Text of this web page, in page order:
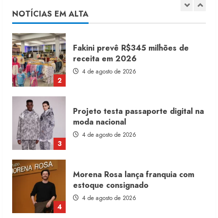
NOTÍCIAS EM ALTA
2
3
Projeto testa passaporte digital na
moda nacional
4 de agosto de 2026
4
Morena Rosa lança franquia com
estoque consignado
4 de agosto de 2026
5
Mercosul-UE prevê transição longa
para vestuário
3 de agosto de 2026